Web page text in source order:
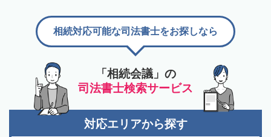
「相続会議」の
司法書士検索サービス
相続対応可能な司法書士をお探しなら
対応エリアから探す